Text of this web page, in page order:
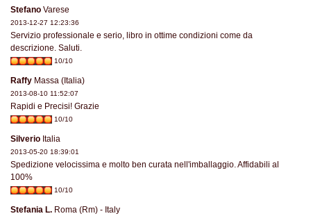
Stefano Varese
2013-12-27 12:23:36
Servizio professionale e serio, libro in ottime condizioni come da
descrizione. Saluti.
10/10
Raffy Massa (Italia)
2013-08-10 11:52:07
Rapidi e Precisi! Grazie
10/10
Silverio Italia
2013-05-20 18:39:01
Spedizione velocissima e molto ben curata nell'imballaggio. Affidabili al
100%
10/10
Stefania L. Roma (Rm) - Italy